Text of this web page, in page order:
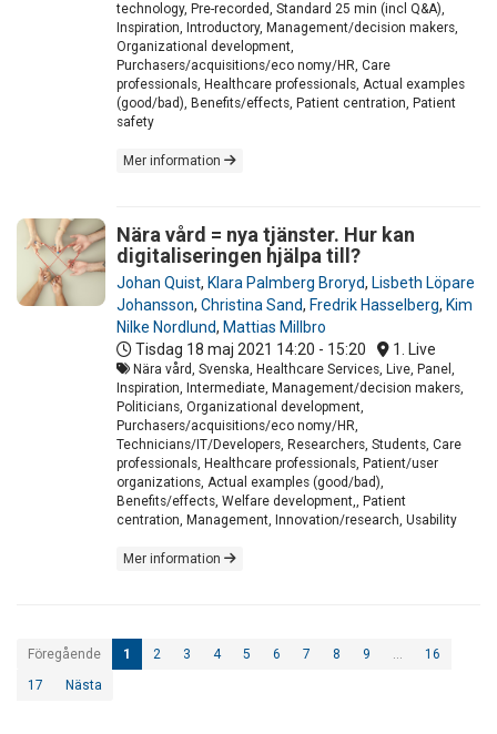
technology, Pre-recorded, Standard 25 min (incl Q&A),
Inspiration, Introductory, Management/decision makers,
Organizational development,
Purchasers/acquisitions/eco nomy/HR, Care
professionals, Healthcare professionals, Actual examples
(good/bad), Benefits/effects, Patient centration, Patient
safety
Mer information
Nära vård = nya tjänster. Hur kan
digitaliseringen hjälpa till?
Johan Quist, Klara Palmberg Broryd, Lisbeth Löpare
Johansson, Christina Sand, Fredrik Hasselberg, Kim
Nilke Nordlund, Mattias Millbro
Tisdag 18 maj 2021 14:20 - 15:20 1. Live
Nära vård, Svenska, Healthcare Services, Live, Panel,
Inspiration, Intermediate, Management/decision makers,
Politicians, Organizational development,
Purchasers/acquisitions/eco nomy/HR,
Technicians/IT/Developers, Researchers, Students, Care
professionals, Healthcare professionals, Patient/user
organizations, Actual examples (good/bad),
Benefits/effects, Welfare development,, Patient
centration, Management, Innovation/research, Usability
Mer information
Föregående 1 2 3 4 5 6 7 8 9 …
16
17
Nästa